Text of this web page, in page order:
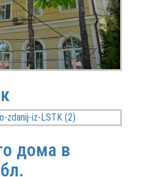
дома в